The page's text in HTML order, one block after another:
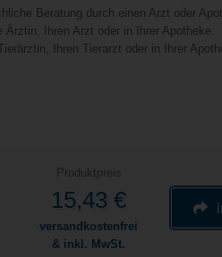
Beratung durch einen Arzt oder
Ihren Arzt oder in Ihrer Apotheke.
Ihren Tierarzt oder in Ihrer
Produktpreis
15,43 €
versandkostenfrei
& inkl. MwSt.